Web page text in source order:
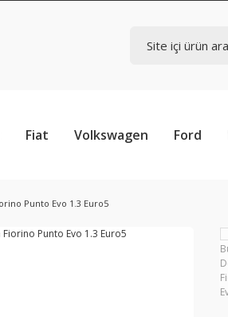
Fiat Volkswagen Ford
Punto Evo 1.3 Euro5